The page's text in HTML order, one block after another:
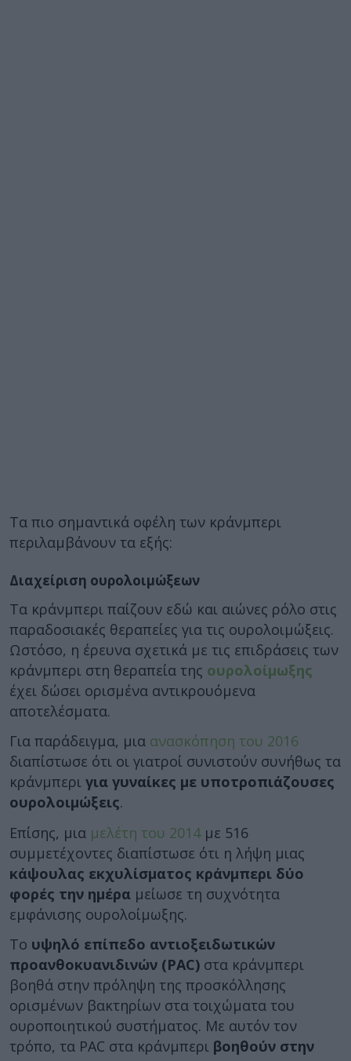
Τα πιο σημαντικά οφέλη των κράνμπερι
περιλαμβάνουν τα εξής:
Διαχείριση ουρολοιμώξεων
Τα κράνμπερι παίζουν εδώ και αιώνες ρόλο στις
παραδοσιακές θεραπείες για τις ουρολοιμώξεις.
Ωστόσο, η έρευνα σχετικά με τις επιδράσεις των
κράνμπερι στη θεραπεία της ουρολοίμωξης
έχει δώσει ορισμένα αντικρουόμενα
αποτελέσματα.
Για παράδειγμα, μια ανασκόπηση του 2016
διαπίστωσε ότι οι γιατροί συνιστούν συνήθως τα
κράνμπερι για γυναίκες με υποτροπιάζουσες
ουρολοιμώξεις.
Επίσης, μια μελέτη του 2014με 516
συμμετέχοντες διαπίστωσε ότι η λήψη μιας
κάψουλας εκχυλίσματος κράνμπερι δύο
φορές την ημέρα μείωσε τη συχνότητα
εμφάνισης ουρολοίμωξης.
Το υψηλό επίπεδο αντιοξειδωτικών
προανθοκυανιδινών (PAC) στα κράνμπερι
βοηθά στην πρόληψη της προσκόλλησης
ορισμένων βακτηρίων στα τοιχώματα του
ουροποιητικού συστήματος. Με αυτόν τον
τρόπο, τα PAC στα κράνμπερι βοηθούν στην